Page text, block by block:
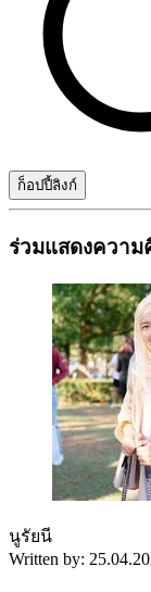
ก็อปปี้ลิงก์
ร่วมแสดงความ
นูรัยนี
Written by: